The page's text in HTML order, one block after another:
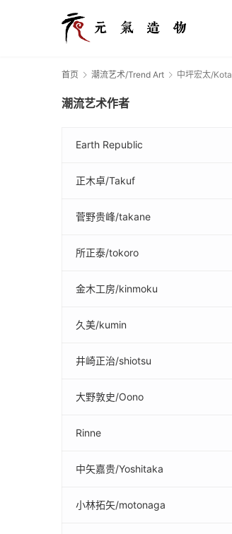
首页 潮流艺术/Trend Art 中坪宏太/Kota
潮流艺术作者
Earth Republic
正木卓/Takuf
菅野贵峰/takane
所正泰/tokoro
金木工房/kinmoku
久美/kumin
井崎正治/shiotsu
大野敦史/Oono
Rinne
中矢嘉贵/Yoshitaka
小林拓矢/motonaga